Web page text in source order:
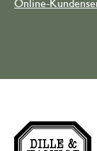
Online-